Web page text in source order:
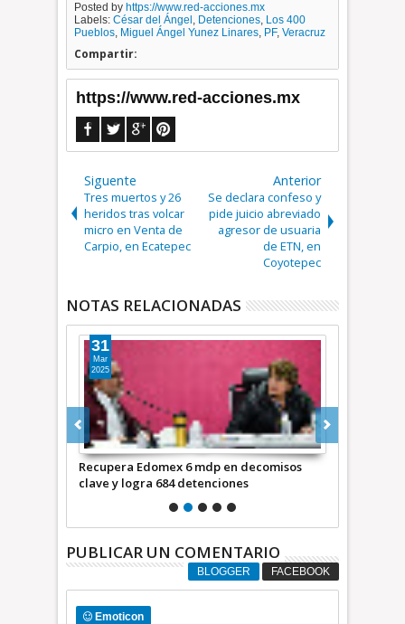
Posted by https://www.red-acciones.mx
Labels:César del Ángel , Detenciones, Los 400
Pueblos, Miguel Ángel Yunez Linares, PF,Veracruz
Compartir:
https://www.red-acciones.mx
Siguente
Tres muertos y 26
heridos tras volcar
micro en Venta de
Carpio, en Ecatepec
Anterior
Se declara confeso y
pide juicio abreviado
agresor de usuaria
de ETN, en
Coyotepec
NOTAS RELACIONADAS
Recupera Edomex 6 mdp en decomisos
clave y logra 684 detenciones
31
Mar
2025
PUBLICAR UN COMENTARIO
BLOGGER FACEBOOK
Emoticon